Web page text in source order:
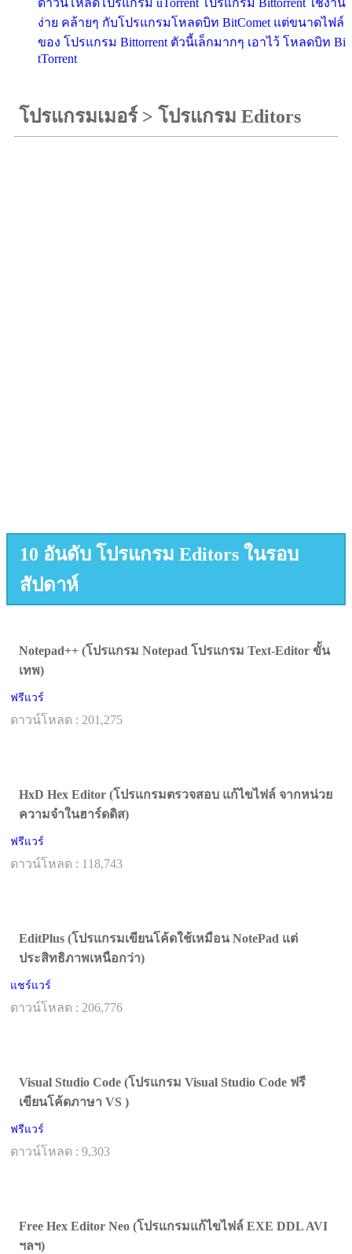
ดาวน์โหลดโปรแกรม uTorrent โปรแกรม Bittorrent ใช้งาน
ง่าย คล้ายๆ กับโปรแกรมโหลดบิท BitComet แต่ขนาดไฟล์
ของ โปรแกรม Bittorrent ตัวนี้เล็กมากๆ เอาไว้ โหลดบิท Bi
tTorrent
โปรแกรมเมอร์> โปรแกรม Editors
10 อันดับ โปรแกรม Editors ในรอบ
สัปดาห์
Notepad++ (โปรแกรม Notepad โปรแกรม Text-Editor ขั้น
เทพ)
ฟรีแวร์
ดาวน์โหลด : 201,275
HxD Hex Editor (โปรแกรมตรวจสอบ แก้ไขไฟล์ จากหน่วย
ความจำในฮาร์ดดิส)
ฟรีแวร์
ดาวน์โหลด : 118,743
EditPlus (โปรแกรมเขียนโค้ดใช้เหมือน NotePad แต่
ประสิทธิภาพเหนือกว่า)
แชร์แวร์
ดาวน์โหลด : 206,776
Visual Studio Code (โปรแกรม Visual Studio Code ฟรี
เขียนโค้ดภาษา VS )
ฟรีแวร์
ดาวน์โหลด : 9,303
Free Hex Editor Neo (โปรแกรมแก้ไขไฟล์ EXE DDL AVI
ฯลฯ)